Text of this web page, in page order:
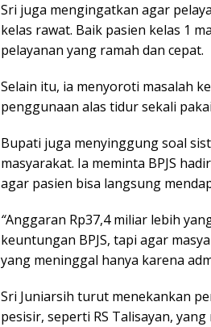
Sri juga mengingatkan agar
kelas rawat. Baik pasien kelas 1
pelayanan yang ramah dan cepat.
Selain itu, ia menyoroti masalah
penggunaan alas tidur sekali
Bupati juga menyinggung soal
masyarakat. Ia meminta BPJS
agar pasien bisa langsung
“Anggaran Rp37,4 miliar lebih
keuntungan BPJS, tapi agar
yang meninggal hanya karena
Sri Juniarsih turut menekankan
pesisir, seperti RS Talisayan,